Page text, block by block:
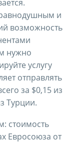
и
возможность
нужно
услугу
отправлять
за $0,15 из
Турции.
стоимость
Евросоюза от